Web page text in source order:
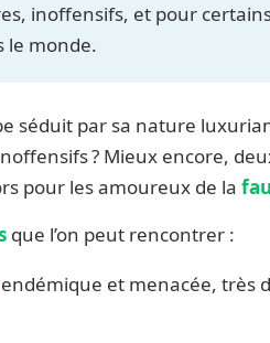
inoffensifs, et pour
le monde.
séduit par sa nature
? Mieux encore,
pour les amoureux de la
que l’on peut rencontrer :
et menacée, très